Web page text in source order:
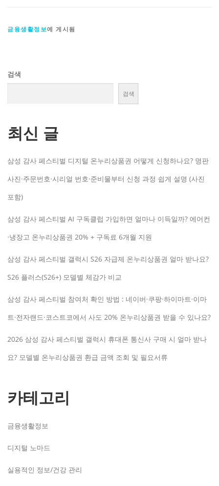
금융생활정보에 게시됨
검색
검색
최신 글
삼성 감사 페스티벌 디지털 온누리상품권 어떻게 신청하나요? 명판
사진·주문번호·시리얼 번호·준비물부터 신청 과정 쉽게 설명 (사진
포함)
삼성 감사 페스티벌 AI 구독클럽 가입하면 얼마나 이득일까? 에어컨
·냉장고 온누리상품권 20% + 구독료 6개월 지원
삼성 감사 페스티벌 갤럭시 S26 자급제 온누리상품권 얼마 받나요?
S26 플러스(S26+) 모델별 체감가 비교
삼성 감사 페스티벌 참여처 확인 방법 : 네이버·쿠팡·하이마트·이마
트·전자랜드·코스트코에서 사도 20% 온누리상품권 받을 수 있나요?
2026 삼성 감사 페스티벌 갤럭시 휴대폰 통신사 구매 시 얼마 받나
요? 모델별 온누리상품권 환급 금액 조회 및 필요서류
카테고리
금융생활정보
디지털 노마드
실용적인 정보/건강 관리